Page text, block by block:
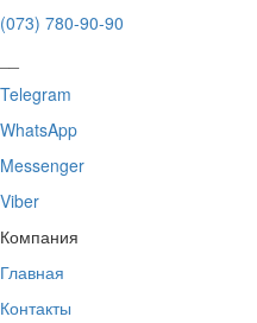
(073) 780-90-90
Telegram
WhatsApp
Messenger
Viber
Компания
Главная
Контакты